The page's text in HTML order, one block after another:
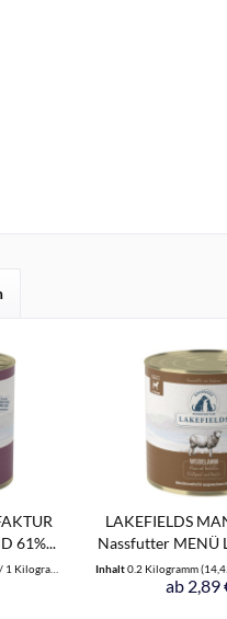
61%...
Kilogramm)
LAKEFIELDS
Nassfutter MENÜ
Inhalt0.2 Kilogramm
ab 2,89